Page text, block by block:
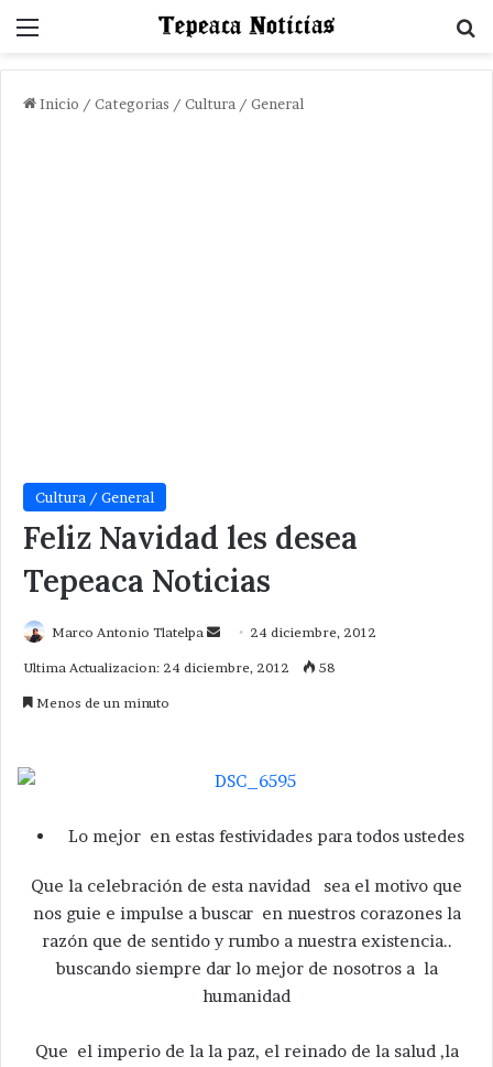
Menu
Inicio / Categorias / Cultura / General
Cultura / General
Feliz Navidad les desea
Tepeaca Noticias
Marco Antonio Tlatelpa
Send 24 diciembre, 2012
Ultima Actualizacion: 24 diciembre, 2012 58
Menos de un minuto
Lo mejor en estas festividades para todos ustedes
Que la celebración de esta navidad sea el motivo que
nos guie e impulse a buscar en nuestros corazones la
razón que de sentido y rumbo a nuestra existencia..
buscando siempre dar lo mejor de nosotros a la
humanidad
Que el imperio de la la paz, el reinado de la salud ,la